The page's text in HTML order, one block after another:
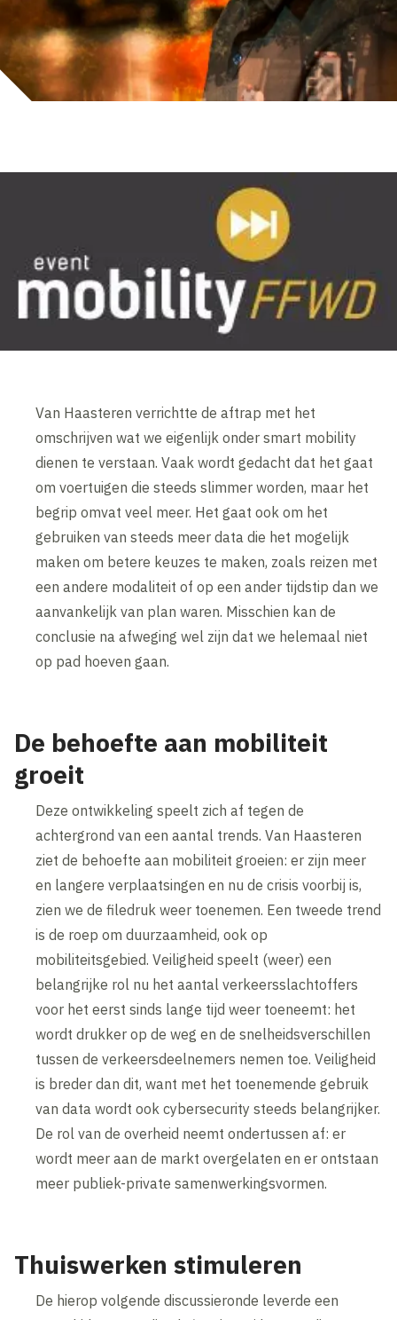
Van Haasteren verrichtte de aftrap met het
omschrijven wat we eigenlijk onder smart mobility
dienen te verstaan. Vaak wordt gedacht dat het gaat
om voertuigen die steeds slimmer worden, maar het
begrip omvat veel meer. Het gaat ook om het
gebruiken van steeds meer data die het mogelijk
maken om betere keuzes te maken, zoals reizen met
een andere modaliteit of op een ander tijdstip dan we
aanvankelijk van plan waren. Misschien kan de
conclusie na afweging wel zijn dat we helemaal niet
op pad hoeven gaan.
De behoefte aan mobiliteit
groeit
Deze ontwikkeling speelt zich af tegen de
achtergrond van een aantal trends. Van Haasteren
ziet de behoefte aan mobiliteit groeien: er zijn meer
en langere verplaatsingen en nu de crisis voorbij is,
zien we de filedruk weer toenemen. Een tweede trend
is de roep om duurzaamheid, ook op
mobiliteitsgebied. Veiligheid speelt (weer) een
belangrijke rol nu het aantal verkeersslachtoffers
voor het eerst sinds lange tijd weer toeneemt: het
wordt drukker op de weg en de snelheidsverschillen
tussen de verkeersdeelnemers nemen toe. Veiligheid
is breder dan dit, want met het toenemende gebruik
van data wordt ook cybersecurity steeds belangrijker.
De rol van de overheid neemt ondertussen af: er
wordt meer aan de markt overgelaten en er ontstaan
meer publiek-private samenwerkingsvormen.
Thuiswerken stimuleren
De hierop volgende discussieronde leverde een